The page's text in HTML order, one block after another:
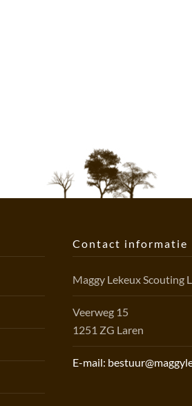
Contact informatie
Maggy Lekeux Scouting
Veerweg 15
1251 ZG Laren
E-mail: